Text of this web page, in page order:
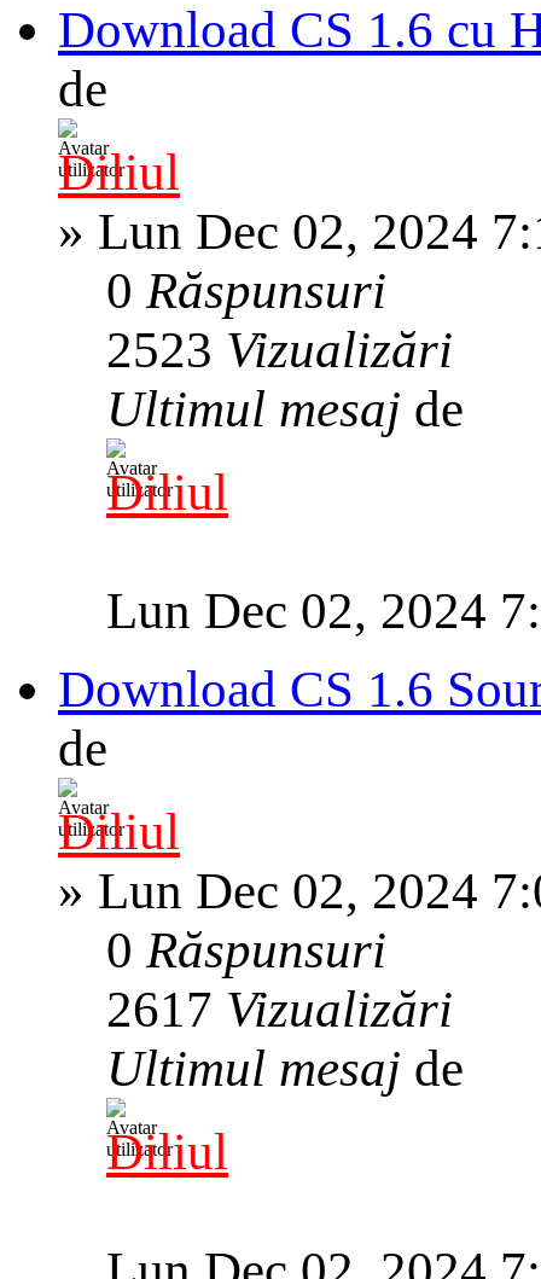
Download CS 1.6 cu
de
Diliul
» Lun Dec 02, 2024
0Răspunsuri
2523 Vizualizări
Ultimul mesaj de
Diliul
Lun Dec 02, 2024
Download CS 1.6
de
Diliul
» Lun Dec 02, 2024
0Răspunsuri
2617 Vizualizări
Ultimul mesaj de
Diliul